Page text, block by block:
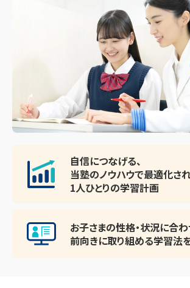
自信につなげる、
当塾のノウハウで最適化さ
1人ひとりの学習計画
お子さまの性格・状況に合
前向きに取り組める学習法